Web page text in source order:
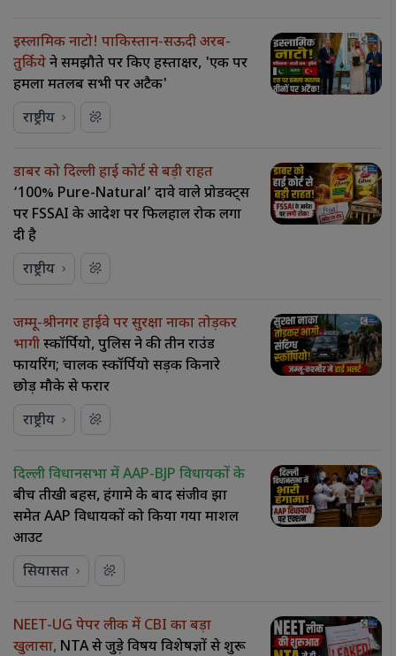
इस्लामिक नाटो! पाकिस्तान-सऊदी अरब-
तुर्कियेने समझौते पर किए हस्ताक्षर, 'एक पर
हमला मतलब सभी पर अटैक'
राष्ट्रीय
डाबर को दिल्ली हाई कोर्ट से बड़ी राहत
‘100% Pure-Natural’ दावे वाले प्रोडक्ट्स
पर FSSAI के आदेश पर फिलहाल रोक लगा
दी है
राष्ट्रीय
जम्मू-श्रीनगर हाईवे पर सुरक्षा नाका तोड़कर
भागीस्कॉर्पियो, पुलिस ने की तीन राउंड
फायरिंग; चालक स्कॉर्पियो सड़क किनारे
छोड़ मौके से फरार
राष्ट्रीय
दिल्ली विधानसभा में AAP-BJP विधायकों के
बीच तीखी बहस, हंगामे के बाद संजीव झा
समेत AAP विधायकों को किया गया मार्शल
आउट
सियासत
NEET-UG पेपर लीक में CBI का बड़ा
खुलासा, NTA से जुड़े विषय विशेषज्ञों से शुरू